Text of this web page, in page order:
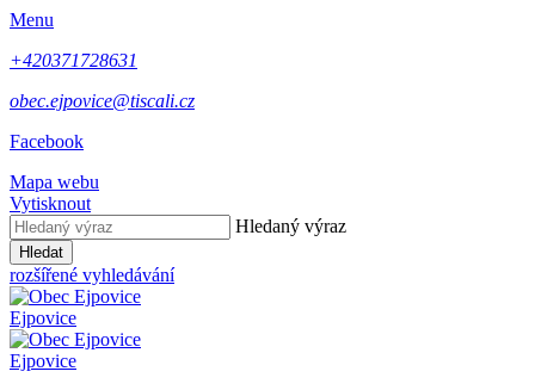
Menu
+420371728631
obec.ejpovice@tiscali.cz
Facebook
Mapa webu
Vytisknout
Hledaný výraz
Hledat
rozšířené vyhledávání
Ejpovice
Ejpovice